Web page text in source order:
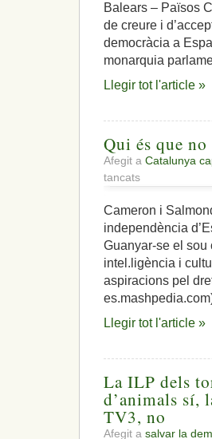
Balears – Països
de creure i
democràcia a
monarquia
Llegir tot l'article »
Qui és que
Afegit a Catalunya
tancats
Qui
que
no
respecta
Constitució
i
les
Cameron i
independència
Guanyar-se el sou
intel.ligència i
aspiracions pel
Llegir tot l'article »
La ILP dels
d’animals sí,
TV3, no
Afegit a salvar la